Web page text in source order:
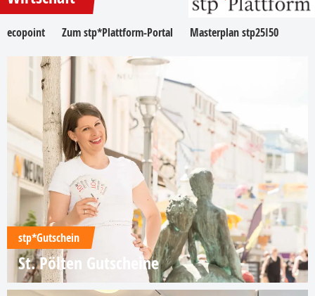
ecopoint Zum stp*Plattform-Portal Masterplan stp25I50
stp*Gutschein
St. Pölten Gutscheine